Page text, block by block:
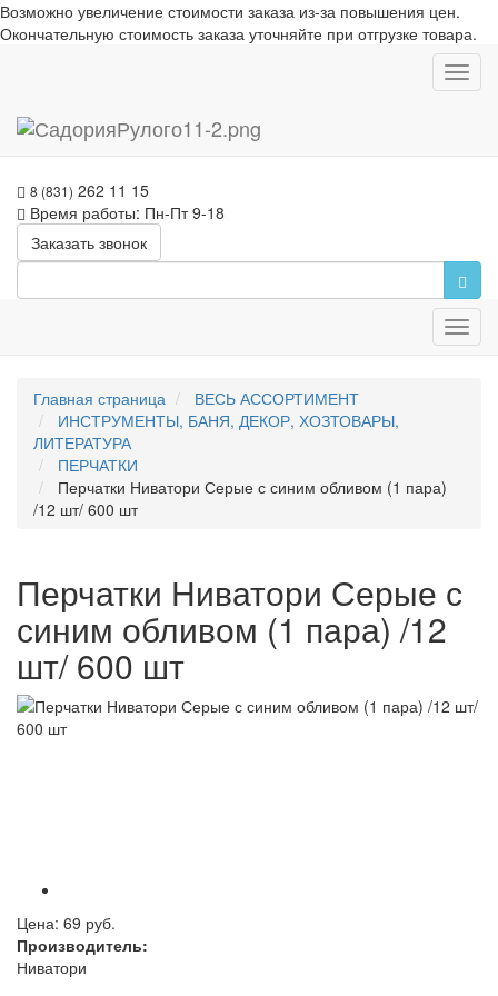
Возможно увеличение стоимости заказа из-за повышения цен.
Окончательную стоимость заказа уточняйте при отгрузке товара.
8 (831) 262 11 15
Время работы: Пн-Пт 9-18
Заказать звонок
Главная страница
ВЕСЬ АССОРТИМЕНТ
ИНСТРУМЕНТЫ, БАНЯ, ДЕКОР, ХОЗТОВАРЫ,
ЛИТЕРАТУРА
ПЕРЧАТКИ
Перчатки Ниватори Серые с синим обливом (1 пара)
/12 шт/ 600 шт
Перчатки Ниватори Серые с
синим обливом (1 пара) /12
шт/ 600 шт
Цена: 69 руб.
Производитель:
Ниватори